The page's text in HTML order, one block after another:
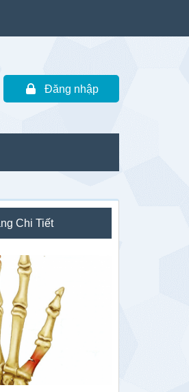
Đăng nhập
Chi Tiết